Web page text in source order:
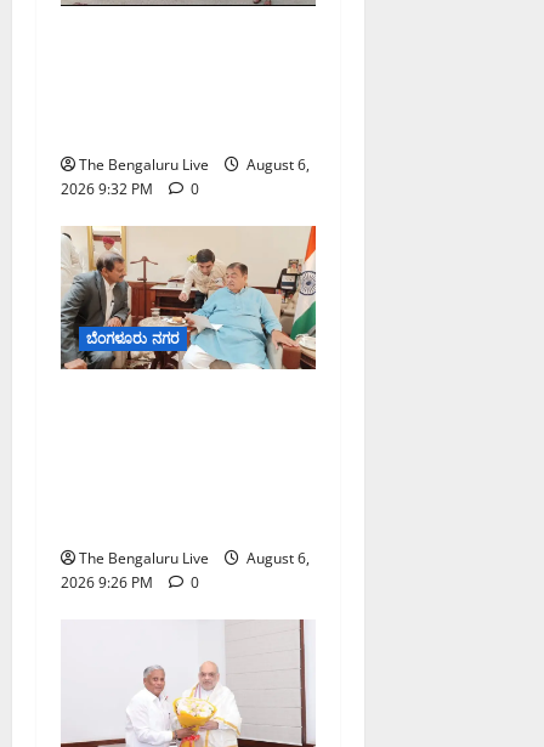
The Bengaluru Live
August 6,
2026 9:32 PM
0
ಬೆಂಗಳೂರು ನಗರ
The Bengaluru Live
August 6,
2026 9:26 PM
0